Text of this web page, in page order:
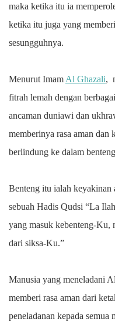
maka ketika itu ia
ketika itu juga yang
sesungguhnya.
Menurut Imam Al Ghazali,
fitrah lemah dengan
ancaman duniawi dan
memberinya rasa aman dan
berlindung ke dalam
Benteng itu ialah keyakinan
sebuah Hadis Qudsi “La
yang masuk kebenteng-Ku,
dari siksa-Ku.”
Manusia yang meneladani
memberi rasa aman dari
peneladanan kepada